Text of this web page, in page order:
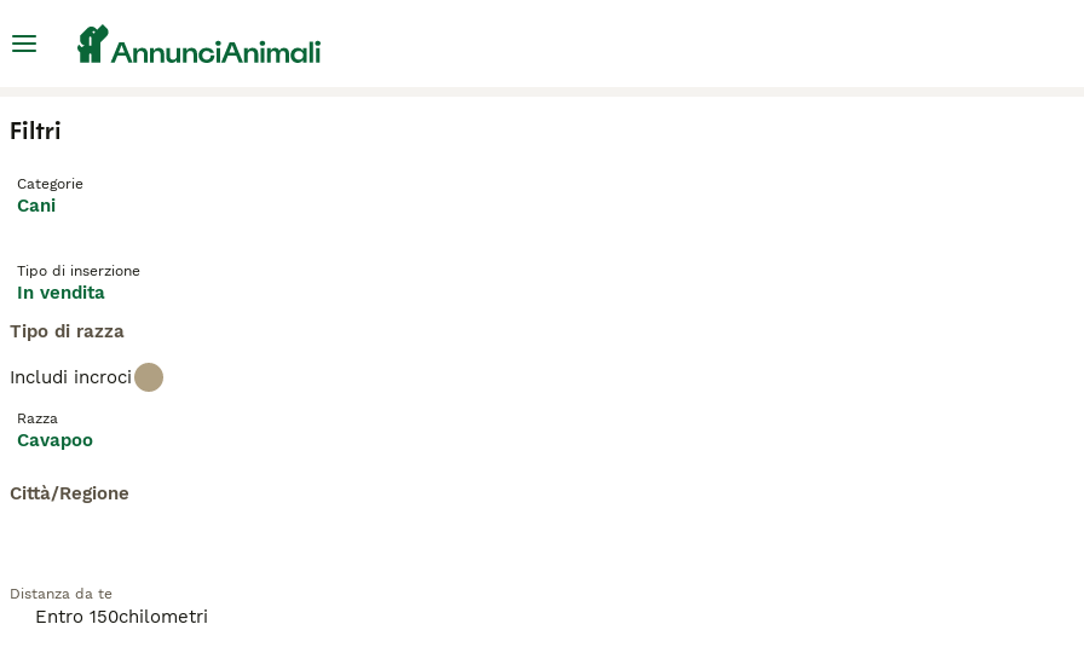
Filtri
Categorie
Cani
Tipo di inserzione
In vendita
Tipo di razza
Includi incroci
Razza
Cavapoo
Città/Regione
Distanza da te